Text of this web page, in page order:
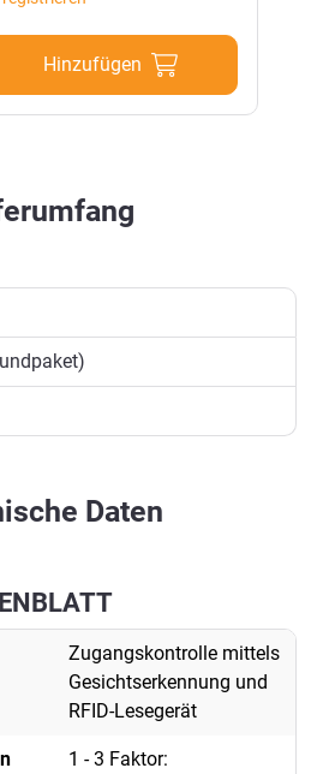
Hinzufügen
Daten
Zugangskontrolle mittels
Gesichtserkennung und
RFID-Lesegerät
1 - 3 Faktor: